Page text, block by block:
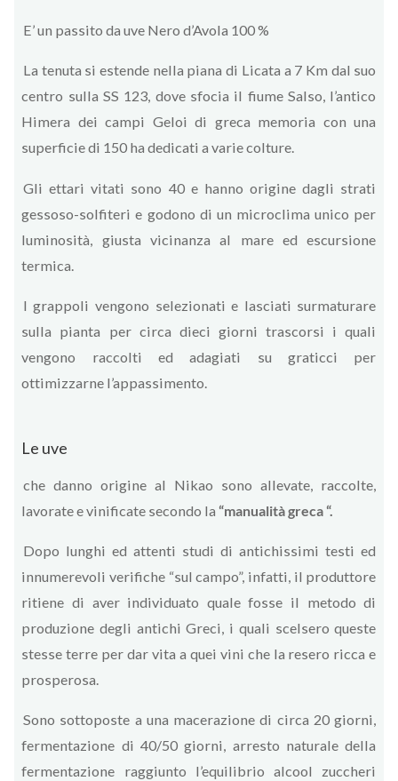
E’ un passito da uve Nero d’Avola 100 %
La tenuta si estende nella piana di Licata a 7 Km dal suo
centro sulla SS 123, dove sfocia il fiume Salso, l’antico
Himera dei campi Geloi di greca memoria con una
superficie di 150 ha dedicati a varie colture.
Gli ettari vitati sono 40 e hanno origine dagli strati
gessoso-solfiteri e godono di un microclima unico per
luminosità, giusta vicinanza al mare ed escursione
termica.
I grappoli vengono selezionati e lasciati surmaturare
sulla pianta per circa dieci giorni trascorsi i quali
vengono raccolti ed adagiati su graticci per
ottimizzarne l’appassimento.
Le uve
che danno origine al Nikao sono allevate, raccolte,
lavorate e vinificate secondo la“manualità greca “.
Dopo lunghi ed attenti studi di antichissimi testi ed
innumerevoli verifiche “sul campo”, infatti, il produttore
ritiene di aver individuato quale fosse il metodo di
produzione degli antichi Greci, i quali scelsero queste
stesse terre per dar vita a quei vini che la resero ricca e
prosperosa.
Sono sottoposte a una macerazione di circa 20 giorni,
fermentazione di 40/50 giorni, arresto naturale della
fermentazione raggiunto l’equilibrio alcool zuccheri